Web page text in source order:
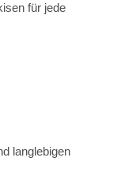
für jede
langlebigen